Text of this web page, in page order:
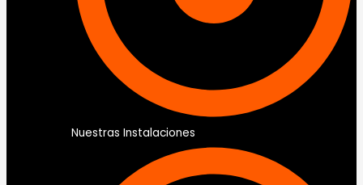
Nuestras Instalaciones